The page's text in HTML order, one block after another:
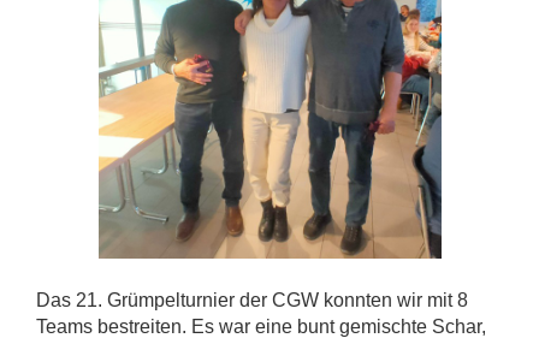
Das 21. Grümpelturnier der CGW konnten wir mit 8
Teams bestreiten. Es war eine bunt gemischte Schar,